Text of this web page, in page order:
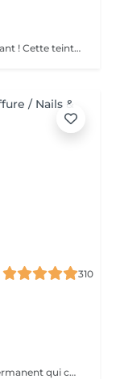
Révélez l'intensité de votre regard en un instant ! Cette teinture sublime vos cils et sourcils comme une coloration pour cheveux, avec des nuances variées et raffinées : noir, bleu nuit, bleu, brun ou brun clair . Résultat éclatant en seulement 15 minutes pour un regard naturellement captivant, sans effort quotidien !
310
Technique esthétique de maquillage semi permanent qui consiste à teindre vos cils et vos sourcils pour accentuer et intensifier votre regard.